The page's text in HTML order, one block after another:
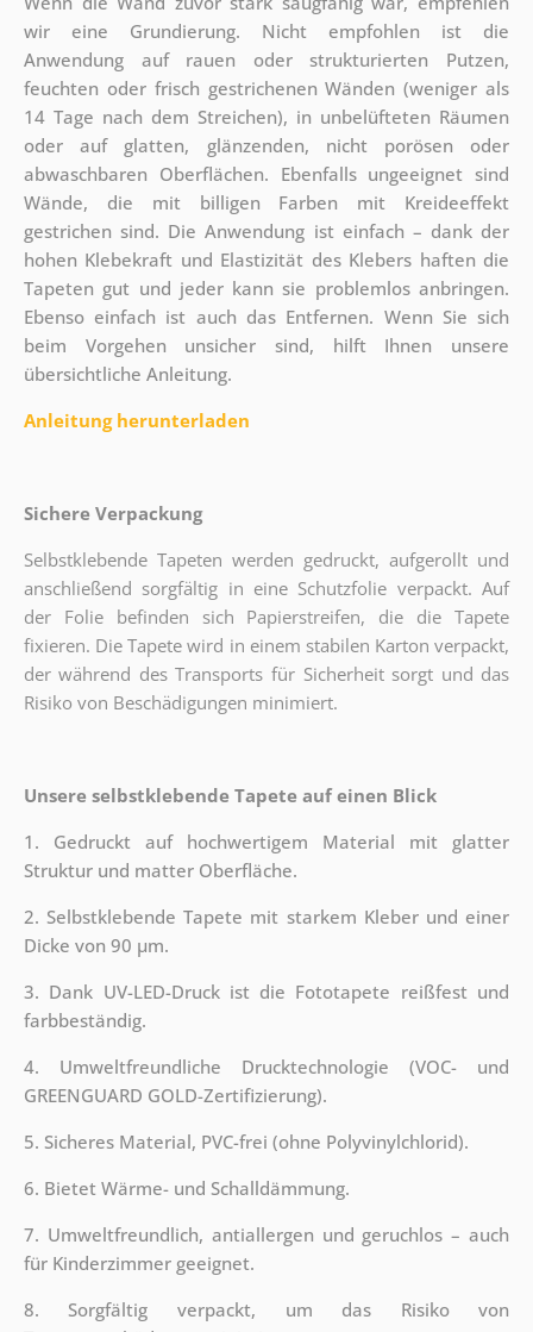
wir eine Grundierung. Nicht empfohlen ist die
Anwendung auf rauen oder strukturierten Putzen,
feuchten oder frisch gestrichenen Wänden (weniger als
14 Tage nach dem Streichen), in unbelüfteten Räumen
oder auf glatten, glänzenden, nicht porösen oder
abwaschbaren Oberflächen. Ebenfalls ungeeignet sind
Wände, die mit billigen Farben mit Kreideeffekt
gestrichen sind. Die Anwendung ist einfach – dank der
hohen Klebekraft und Elastizität des Klebers haften die
Tapeten gut und jeder kann sie problemlos anbringen.
Ebenso einfach ist auch das Entfernen. Wenn Sie sich
beim Vorgehen unsicher sind, hilft Ihnen unsere
übersichtliche Anleitung.
Anleitung herunterladen
Sichere Verpackung
Selbstklebende Tapeten werden gedruckt, aufgerollt und
anschließend sorgfältig in eine Schutzfolie verpackt. Auf
der Folie befinden sich Papierstreifen, die die Tapete
fixieren. Die Tapete wird in einem stabilen Karton verpackt,
der während des Transports für Sicherheit sorgt und das
Risiko von Beschädigungen minimiert.
Unsere selbstklebende Tapete auf einen Blick
1. Gedruckt auf hochwertigem Material mit glatter
Struktur und matter Oberfläche.
2. Selbstklebende Tapete mit starkem Kleber und einer
Dicke von 90 µm.
3. Dank UV-LED-Druck ist die Fototapete reißfest und
farbbeständig.
4. Umweltfreundliche Drucktechnologie (VOC- und
GREENGUARD GOLD-Zertifizierung).
5. Sicheres Material, PVC-frei (ohne Polyvinylchlorid).
6. Bietet Wärme- und Schalldämmung.
7. Umweltfreundlich, antiallergen und geruchlos – auch
für Kinderzimmer geeignet.
8. Sorgfältig verpackt, um das Risiko von